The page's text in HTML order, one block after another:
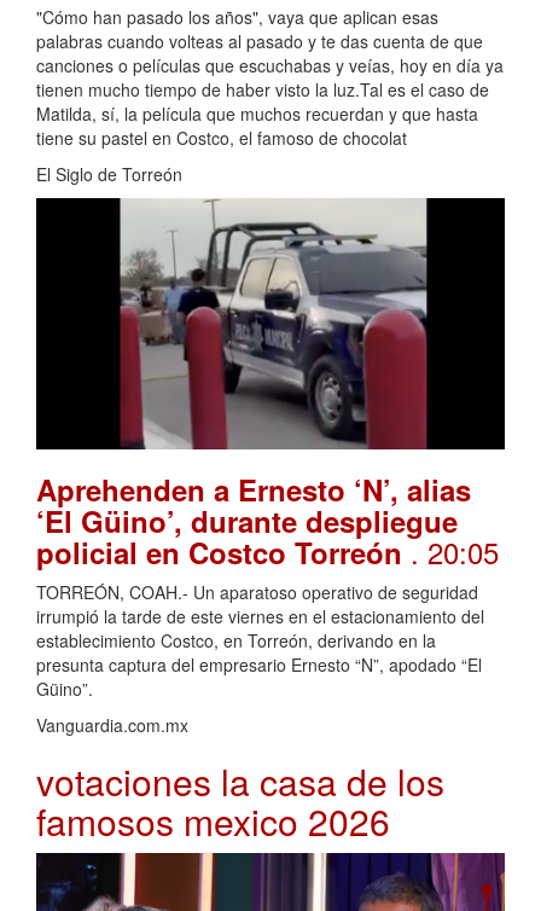
"Cómo han pasado los años", vaya que aplican esas
palabras cuando volteas al pasado y te das cuenta de que
canciones o películas que escuchabas y veías, hoy en día ya
tienen mucho tiempo de haber visto la luz.Tal es el caso de
Matilda, sí, la película que muchos recuerdan y que hasta
tiene su pastel en Costco, el famoso de chocolat
El Siglo de Torreón
Aprehenden a Ernesto ‘N’, alias
‘El Güino’, durante despliegue
policial en Costco Torreón. 20:05
TORREÓN, COAH.- Un aparatoso operativo de seguridad
irrumpió la tarde de este viernes en el estacionamiento del
establecimiento Costco, en Torreón, derivando en la
presunta captura del empresario Ernesto “N”, apodado “El
Güino”.
Vanguardia.com.mx
votaciones la casa de los
famosos mexico 2026